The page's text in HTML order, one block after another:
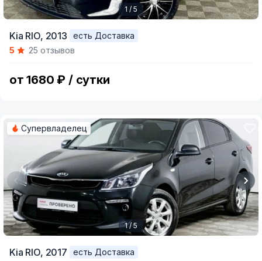
of
1 / 5
Kia RIO, 2013
есть Доставка
5
25 отзывов
от 1680 ₽ / сутки
Супервладелец
1 / 5
Kia RIO, 2017
есть Доставка